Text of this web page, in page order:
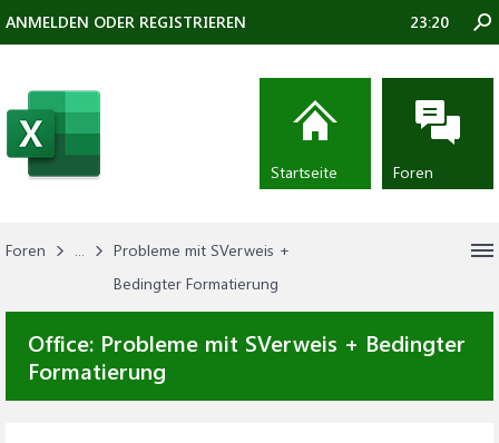
Foren ...
Probleme mit SVerweis +
Bedingter Formatierung
Office: Probleme mit SVerweis + Bedingter
Formatierung
ANMELDEN ODER REGISTRIEREN 23:20
Startseite Foren